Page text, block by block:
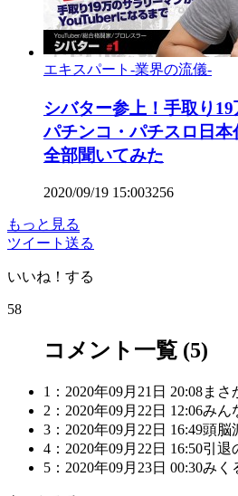
エキスパート-業界の流儀-
シバター参上！手取り
パチンコ・パチスロ日
全部聞いてみた
2020/09/19 15:003256
もっと見る
ツイート 送る
いいね！する
58
コメント一覧 (5)
1：2020年09月21日 20:08まさ
2：2020年09月22日 12:06みん
3：2020年09月22日 16:49頭脳
4：2020年09月22日 16:50引退
5：2020年09月23日 00:30みく